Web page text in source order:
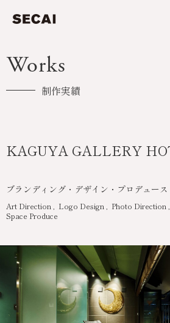
Works
制作実績
KAGUYA GALLERY
ブランディング・デザイン・プロデュース
Art Direction Logo Design Photo Direction
Space Produce